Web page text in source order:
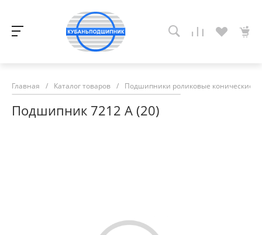
Главная / Каталог товаров / Подшипники роликовые конические
Подшипник 7212 А (20)